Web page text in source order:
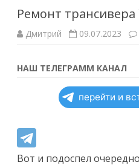
Ремонт трансивера
Дмитрий 09.07.2023
НАШ ТЕЛЕГРАММ КАНАЛ
перейти и
Вот и подоспел